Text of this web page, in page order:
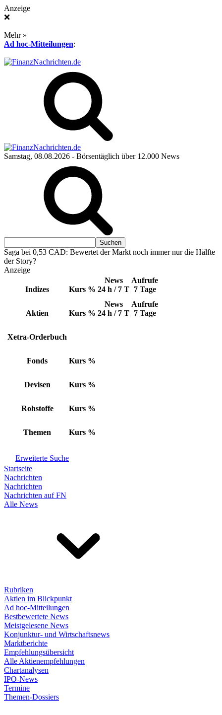
Anzeige
❌
Mehr »
Ad hoc-Mitteilungen:
Samstag, 08.08.2026 - Börsentäglich über 12.000 News
Saga bei 0,53 CAD: Bewertet der Markt noch immer nur die Hälfte
der Story?
Anzeige
Indizes Kurs %
News
24 h / 7 T
Aufrufe
7 Tage
Aktien Kurs %
News
24 h / 7 T
Aufrufe
7 Tage
Xetra-Orderbuch
Fonds Kurs %
Devisen Kurs %
Rohstoffe Kurs %
Themen Kurs %
Erweiterte Suche
Startseite
Nachrichten
Nachrichten
Nachrichten auf FN
Alle News
Rubriken
Aktien im Blickpunkt
Ad hoc-Mitteilungen
Bestbewertete News
Meistgelesene News
Konjunktur- und Wirtschaftsnews
Marktberichte
Empfehlungsübersicht
Alle Aktienempfehlungen
Chartanalysen
IPO-News
Termine
Themen-Dossiers